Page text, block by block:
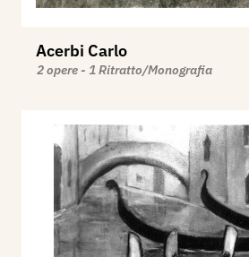
Acerbi Carlo
2 opere - 1 Ritratto/Monografia